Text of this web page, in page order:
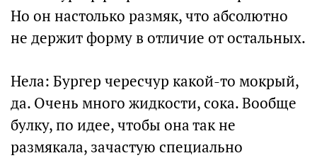
Но он настолько размяк, что абсолютно
не держит форму в отличие от остальных.
Нела: Бургер чересчур какой-то мокрый,
да. Очень много жидкости, сока. Вообще
булку, по идее, чтобы она так не
размякала, зачастую специально